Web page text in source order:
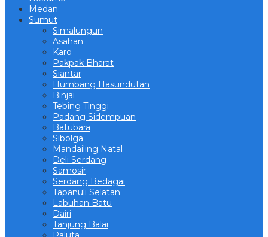
Medan
Sumut
Simalungun
Asahan
Karo
Pakpak Bharat
Siantar
Humbang Hasundutan
Binjai
Tebing Tinggi
Padang Sidempuan
Batubara
Sibolga
Mandailing Natal
Deli Serdang
Samosir
Serdang Bedagai
Tapanuli Selatan
Labuhan Batu
Dairi
Tanjung Balai